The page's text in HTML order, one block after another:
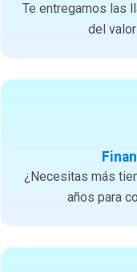
Te entregamos las
del
¿Necesitas más
años para